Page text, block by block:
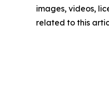
images, videos,
related to this